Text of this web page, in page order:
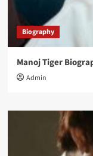
Biography
Manoj Tiger
Admin